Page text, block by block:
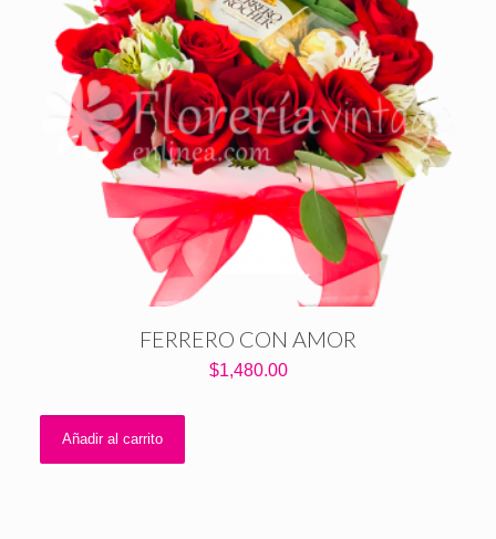
FERRERO CON AMOR
$1,480.00
Añadir al carrito